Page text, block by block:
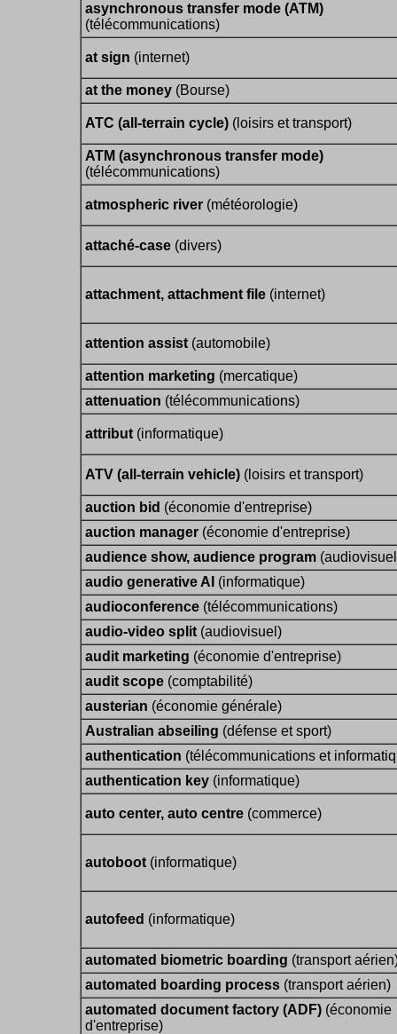
asynchronous transfer mode (ATM)
(télécommunications)
at sign (internet)
at the money (Bourse)
ATC (all-terrain cycle) (loisirs et transport)
ATM (asynchronous transfer mode)
(télécommunications)
atmospheric river (météorologie)
attaché-case (divers)
attachment, attachment file (internet)
attention assist (automobile)
attention marketing (mercatique)
attenuation (télécommunications)
attribut (informatique)
ATV (all-terrain vehicle) (loisirs et transport)
auction bid (économie d'entreprise)
auction manager (économie d'entreprise)
audience show, audience program
audio generative AI (informatique)
audioconference (télécommunications)
audio-video split (audiovisuel)
audit marketing (économie d'entreprise)
audit scope (comptabilité)
austerian (économie générale)
Australian abseiling (défense et sport)
authentication (télécommunications et
authentication key (informatique)
auto center, auto centre (commerce)
autoboot (informatique)
autofeed (informatique)
automated biometric boarding (transport
automated boarding process (transport aérien)
automated document factory (ADF) (économie
d'entreprise)